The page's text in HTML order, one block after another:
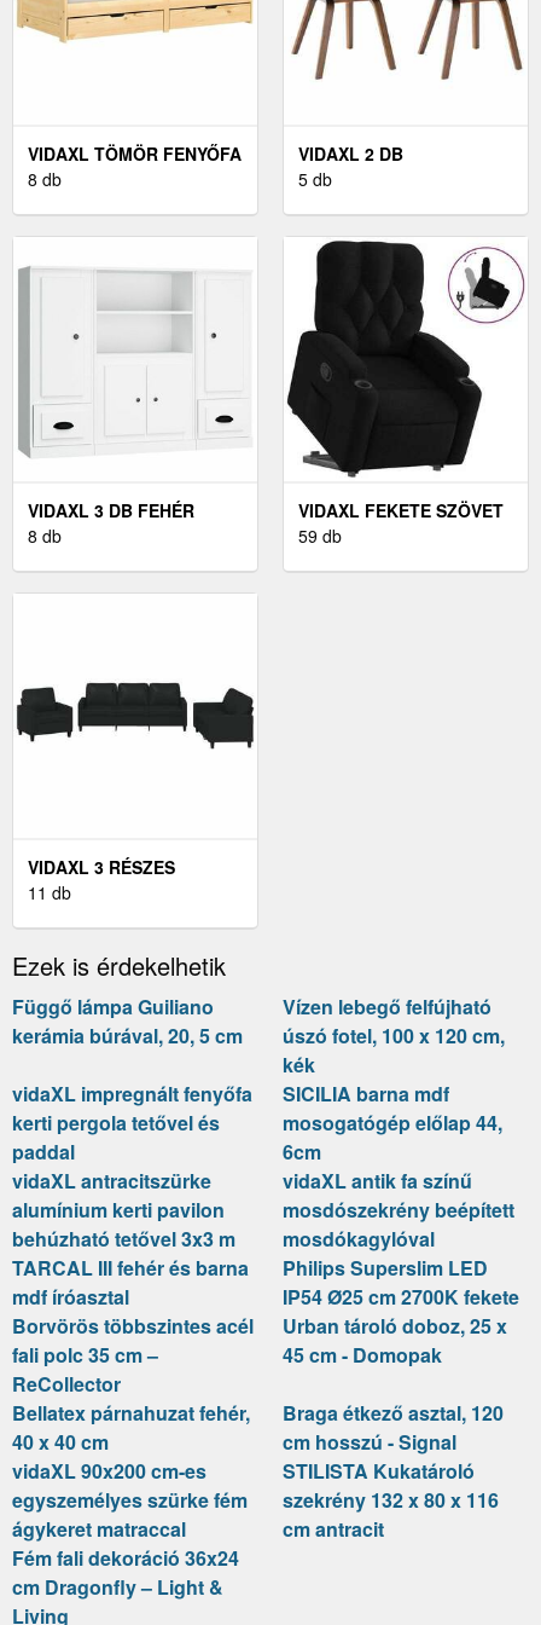
VIDAXL TÖMÖR FENYŐFA
KANAPÉÁGY FIÓKKAL 90
8 db
VIDAXL 2 DB
SÖTÉTSZÜRKE
5 db
VIDAXL 3 DB FEHÉR
SZERELT FA
8 db
VIDAXL FEKETE SZÖVET
FELÁLLÁST SEGÍTŐ
59 db
VIDAXL 3 RÉSZES
FEKETE MŰBŐR
11 db
Ezek is érdekelhetik
Függő lámpa Guiliano
kerámia búrával, 20, 5 cm
Vízen lebegő felfújható
úszó fotel, 100 x 120 cm,
kék
vidaXL impregnált fenyőfa
kerti pergola tetővel és
paddal
SICILIA barna mdf
mosogatógép előlap 44,
6cm
vidaXL antracitszürke
alumínium kerti pavilon
behúzható tetővel 3x3 m
vidaXL antik fa színű
mosdószekrény beépített
mosdókagylóval
TARCAL III fehér és barna
mdf íróasztal
Philips Superslim LED
IP54 Ø25 cm 2700K fekete
Borvörös többszintes acél
fali polc 35 cm –
ReCollector
Urban tároló doboz, 25 x
45 cm - Domopak
Bellatex párnahuzat fehér,
40 x 40 cm
Braga étkező asztal, 120
cm hosszú - Signal
vidaXL 90x200 cm-es
egyszemélyes szürke fém
ágykeret matraccal
STILISTA Kukatároló
szekrény 132 x 80 x 116
cm antracit
Fém fali dekoráció 36x24
cm Dragonfly – Light &
Living